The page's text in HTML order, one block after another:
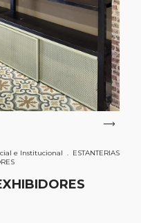
e Institucional . ESTANTERIAS